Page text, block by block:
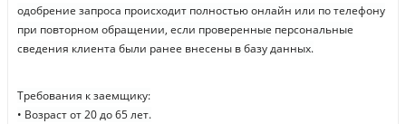
одобрение запроса происходит полностью онлайн или по телефону
при повторном обращении, если проверенные персональные
сведения клиента были ранее внесены в базу данных.
Требования к заемщику:
• Возраст от 20 до 65 лет.